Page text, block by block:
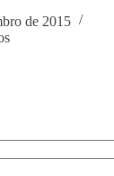
de 2015